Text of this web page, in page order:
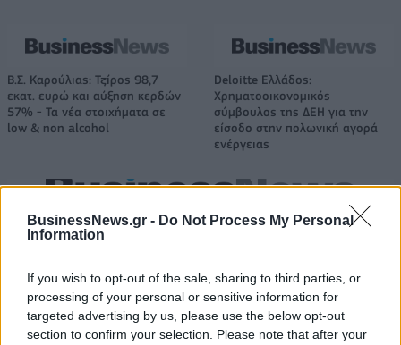
BusinessNews.gr - Do Not Process My Personal
Information
If you wish to opt-out of the sale, sharing to third parties, or
processing of your personal or sensitive information for
targeted advertising by us, please use the below opt-out
section to confirm your selection. Please note that after your
Β.Σ. Καρούλιας: Τζίρος 98,7
εκατ. ευρώ και αύξηση κερδών
57% - Τα νέα στοιχήματα σε
low & non alcohol
Deloitte Ελλάδος:
Χρηματοοικονομικός
σύμβουλος της ΔΕΗ για την
είσοδο στην πολωνική αγορά
ενέργειας
Η Chery επενδύει 75 εκατ. δολάρια στην KG Mobility
Το FIAT 500 Hybrid τώρα από
18.990 ευρώ
Ατρόμητος και Novibet
συνεχίζουν μαζί: Ανανέωση της
συνεργασίας τους μέχρι το
2028